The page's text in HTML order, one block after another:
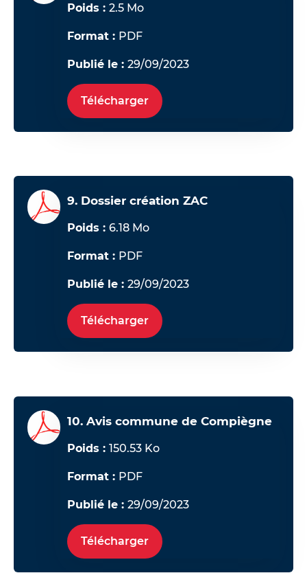
Poids :2.5 Mo
Format : PDF
Publié le :29/09/2023
Télécharger
9. Dossier création ZAC
Poids :6.18 Mo
Format : PDF
Publié le :29/09/2023
Télécharger
10. Avis commune de Compiègne
Poids :150.53 Ko
Format : PDF
Publié le :29/09/2023
Télécharger